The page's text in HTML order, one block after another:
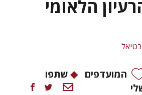
הלאומי
המועדפים
שתפו